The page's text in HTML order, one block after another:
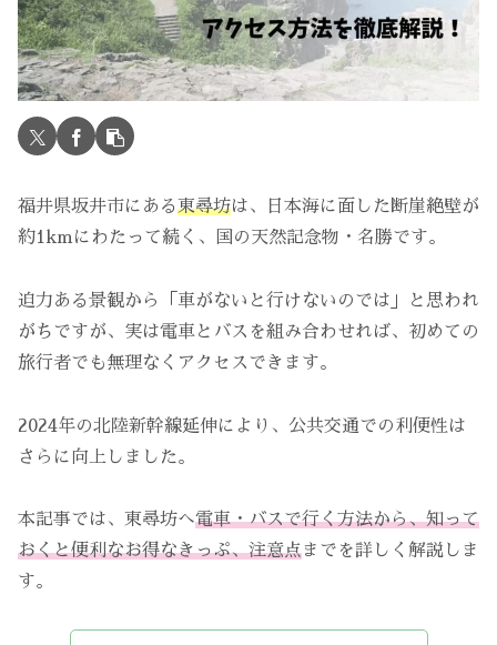
福井県坂井市にある東尋坊は、日本海に面した断崖絶壁が
約1kmにわたって続く、国の天然記念物・名勝です。
迫力ある景観から「車がないと行けないのでは」と思われ
がちですが、実は電車とバスを組み合わせれば、初めての
旅行者でも無理なくアクセスできます。
2024年の北陸新幹線延伸により、公共交通での利便性は
さらに向上しました。
本記事では、東尋坊へ電車・バスで行く方法から、知って
おくと便利なお得なきっぷ、注意点までを詳しく解説しま
す。